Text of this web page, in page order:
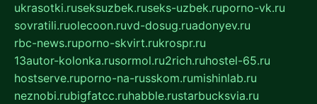
ukrasotki.ruseksuzbek.ruseks-uzbek.ruporno-vk.ru
sovratili.ruolecoon.ruvd-dosug.ruadonyev.ru
rbc-news.ruporno-skvirt.rukrospr.ru
13autor-kolonka.rusormol.ru2rich.ruhostel-65.ru
hostserve.ruporno-na-russkom.rumishinlab.ru
neznobi.rubigfatcc.ruhabble.rustarbucksvia.ru